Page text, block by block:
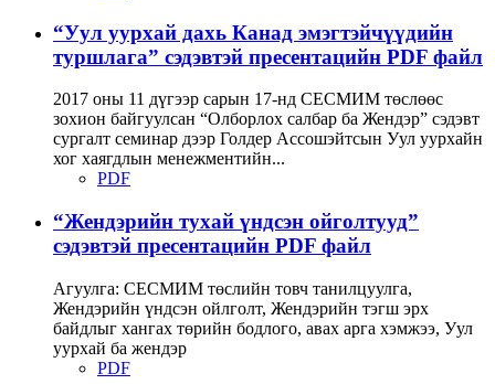
“Уул уурхай дахь Канад эмэгтэйчүүдийн
туршлага” сэдэвтэй пресентацийн PDF файл
2017 оны 11 дүгээр сарын 17-нд СЕСМИМ төслөөс
зохион байгуулсан “Олборлох салбар ба Жендэр” сэдэвт
сургалт семинар дээр Голдер Ассошэйтсын Уул уурхайн
хог хаягдлын менежментийн...
PDF
“Жендэрийн тухай үндсэн ойголтууд”
сэдэвтэй пресентацийн PDF файл
Агуулга: СЕСМИМ төслийн товч танилцуулга,
Жендэрийн үндсэн ойлголт, Жендэрийн тэгш эрх
байдлыг хангах төрийн бодлого, авах арга хэмжээ, Уул
уурхай ба жендэр
PDF